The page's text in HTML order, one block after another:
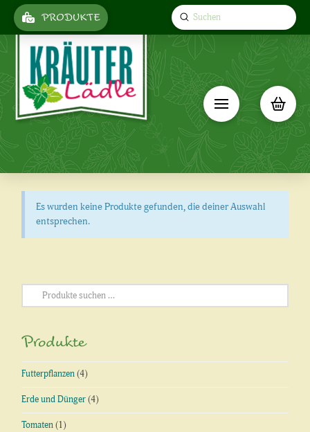
PRODUKTE Search
Submit
Es wurden keine Produkte gefunden, die deiner Auswahl
entsprechen.
Suchen
nach:
Produkte
Futterpflanzen (4)
Erde und Dünger (4)
Tomaten (1)